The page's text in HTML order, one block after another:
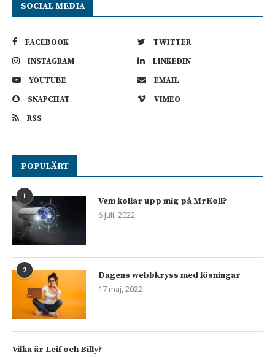
SOCIAL MEDIA
FACEBOOK
TWITTER
INSTAGRAM
LINKEDIN
YOUTUBE
EMAIL
SNAPCHAT
VIMEO
RSS
POPULÄRT
1 Vem kollar upp mig på MrKoll?
6 juli, 2022
2 Dagens webbkryss med lösningar
17 maj, 2022
Vilka är Leif och Billy?